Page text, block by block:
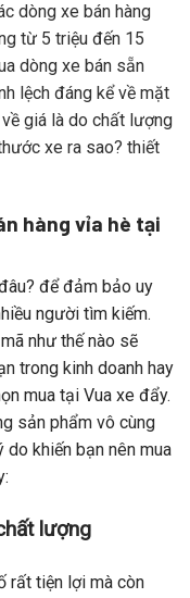
dòng xe bán hàng
từ 5 triệu đến 15
dòng xe bán sẵn
lệch đáng kể về mặt
giá là do chất lượng
xe ra sao? thiết
hàng vỉa hè tại
để đảm bảo uy
người tìm kiếm.
như thế nào sẽ
trong kinh doanh hay
mua tại Vua xe đẩy.
sản phẩm vô cùng
khiến bạn nên mua
lượng
rất tiện lợi mà còn